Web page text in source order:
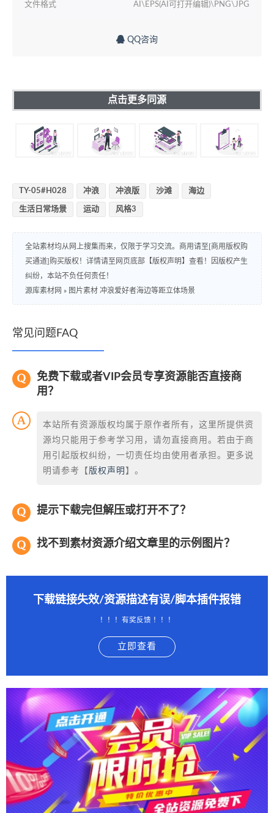
文件格式 AI\EPS(AI可打开编辑)\PNG\JPG
QQ咨询
点击更多同源
TY-05#H028 冲浪 冲浪版 沙滩 海边
生活日常场景 运动 风格3
全站素材均从网上搜集而来，仅限于学习交流。商用请至[商用版权购
买通道]购买版权！详情请至网页底部【版权声明】查看！因版权产生
纠纷，本站不负任何责任！
源库素材网 » 图片素材 冲浪爱好者海边等距立体场景
常见问题FAQ
免费下载或者VIP会员专享资源能否直接商
用？
本站所有资源版权均属于原作者所有，这里所提供资
源均只能用于参考学习用，请勿直接商用。若由于商
用引起版权纠纷，一切责任均由使用者承担。更多说
明请参考【 版权声明 】。
提示下载完但解压或打开不了？
找不到素材资源介绍文章里的示例图片？
下载链接失效/资源描述有误/脚本插件报错
！！！有奖反馈 ！！！
立即查看